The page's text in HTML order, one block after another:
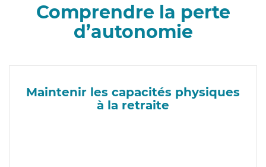
Comprendre la perte
d’autonomie
Maintenir les capacités physiques
à la retraite